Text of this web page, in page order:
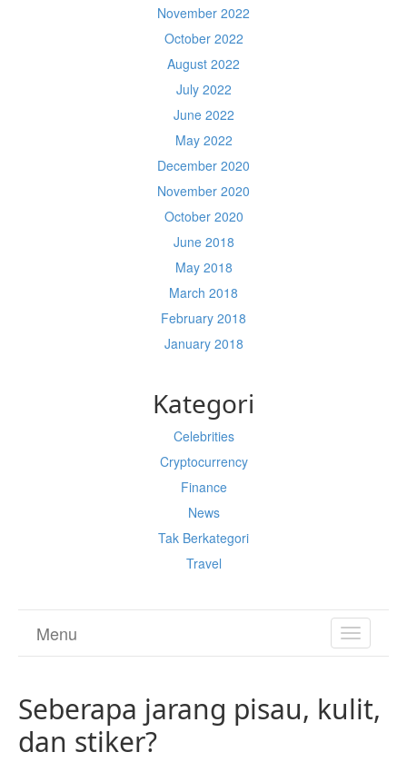
November 2022
October 2022
August 2022
July 2022
June 2022
May 2022
December 2020
November 2020
October 2020
June 2018
May 2018
March 2018
February 2018
January 2018
Kategori
Celebrities
Cryptocurrency
Finance
News
Tak Berkategori
Travel
TOGGLE
Menu
Seberapa jarang pisau, kulit,
dan stiker?